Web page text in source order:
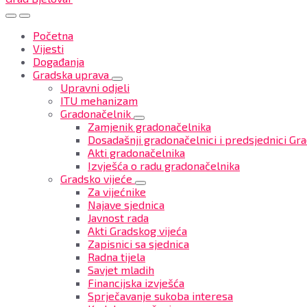
Početna
Vijesti
Događanja
Gradska uprava
Upravni odjeli
ITU mehanizam
Gradonačelnik
Zamjenik gradonačelnika
Dosadašnji gradonačelnici i predsjednici
Akti gradonačelnika
Izvješća o radu gradonačelnika
Gradsko vijeće
Za vijećnike
Najave sjednica
Javnost rada
Akti Gradskog vijeća
Zapisnici sa sjednica
Radna tijela
Savjet mladih
Financijska izvješća
Sprječavanje sukoba interesa